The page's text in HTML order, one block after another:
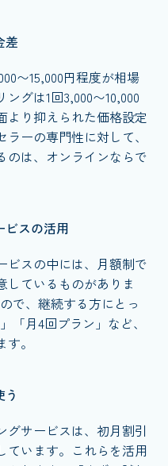
差
〜15,000円程度が相場
グは1回3,000〜10,000
より抑えられた価格設定
ーの専門性に対して、
のは、オンラインならで
ビスの活用
ビスの中には、月額制で
しているものがありま
で、継続する方にとっ
「月4回プラン」など、
。
グサービスは、初月割引
ています。これらを活用